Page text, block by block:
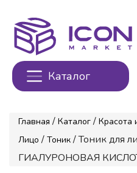
Каталог
Главная / Каталог / Красота
Лицо / Тоник / Тоник для
ГИАЛУРОНОВАЯ